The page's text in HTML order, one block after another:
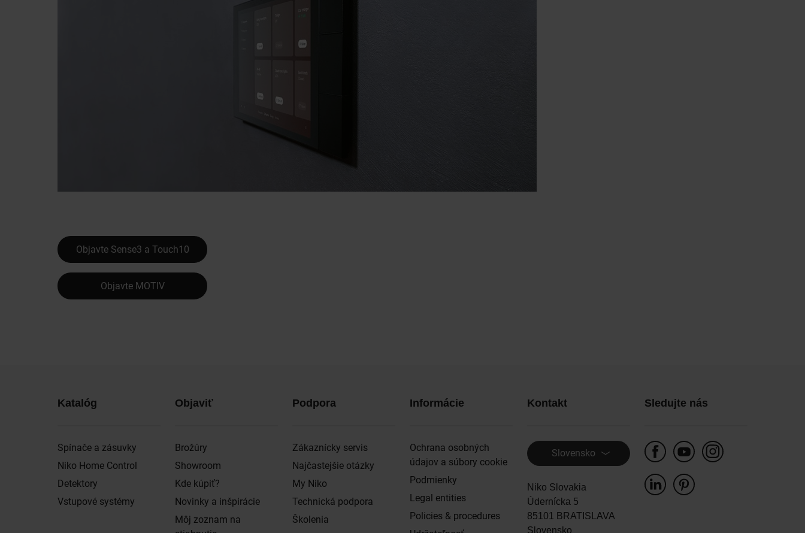
Objavte Sense3 a Touch10
Objavte MOTIV
Katalóg
Spínače a zásuvky
Niko Home Control
Detektory
Vstupové systémy
Objaviť
Brožúry
Showroom
Kde kúpiť?
Novinky a inšpirácie
Môj zoznam na
Podpora
Zákaznícky servis
Najčastejšie otázky
My Niko
Technická podpora
Školenia
Informácie
Ochrana osobných
údajov a súbory cookie
Podmienky
Legal entities
Policies & procedures
Kontakt
Slovensko
Niko Slovakia
Údernícka 5
85101 BRATISLAVA
Slovensko
Sledujte nás